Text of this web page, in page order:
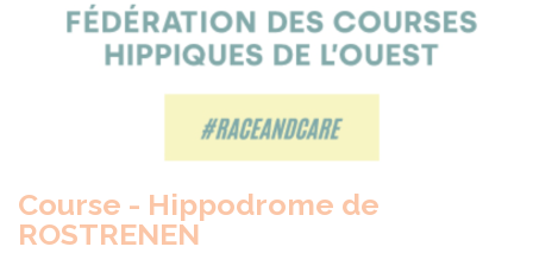
Course - Hippodrome de
ROSTRENEN